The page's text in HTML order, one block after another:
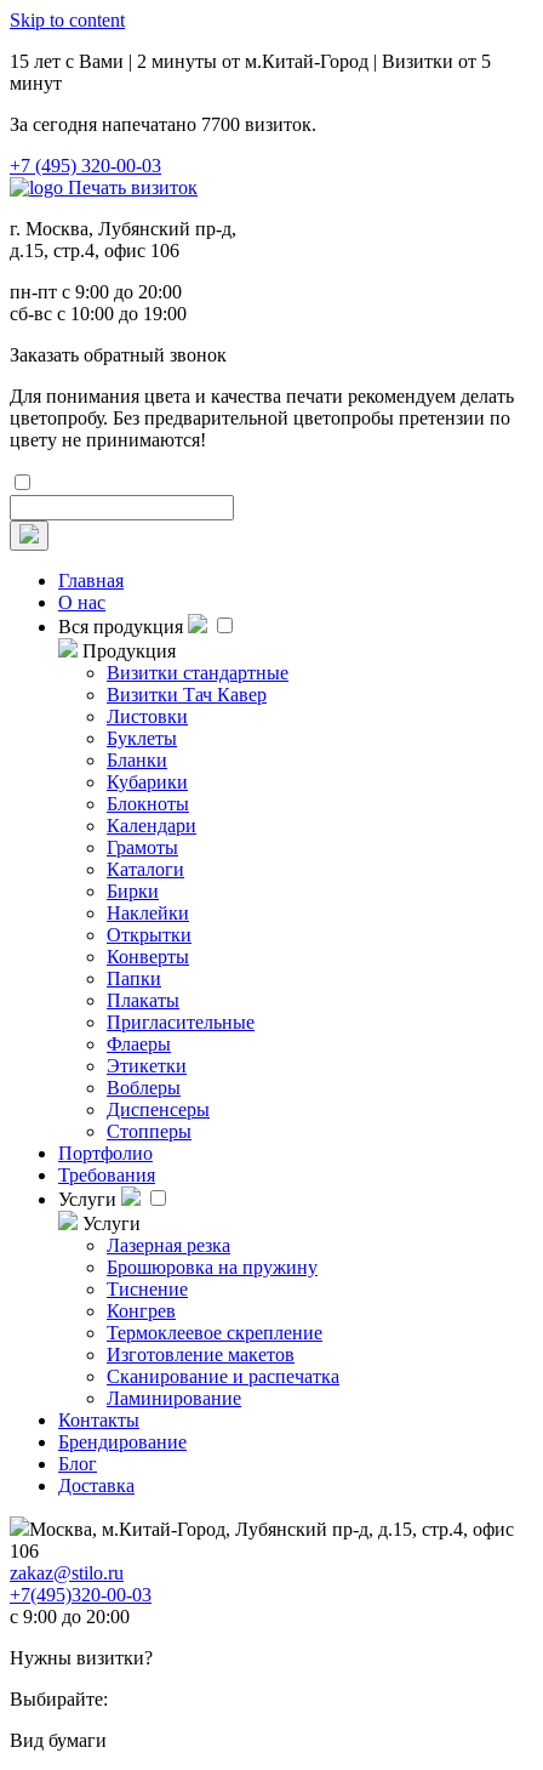
Skip to content
15 лет с Вами | 2 минуты от м.Китай-Город | Визитки от 5
минут
За сегодня напечатано 7700 визиток.
+7 (495) 320-00-03
Печать визиток
г. Москва, Лубянский пр-д,
д.15, стр.4, офис 106
пн-пт с 9:00 до 20:00
сб-вс с 10:00 до 19:00
Заказать обратный звонок
Для понимания цвета и качества печати рекомендуем делать
цветопробу. Без предварительной цветопробы претензии по
цвету не принимаются!
Главная
О нас
Вся продукция
Продукция
Визитки стандартные
Визитки Тач Кавер
Листовки
Буклеты
Бланки
Кубарики
Блокноты
Календари
Грамоты
Каталоги
Бирки
Наклейки
Открытки
Конверты
Папки
Плакаты
Пригласительные
Флаеры
Этикетки
Воблеры
Диспенсеры
Стопперы
Портфолио
Требования
Услуги
Услуги
Лазерная резка
Брошюровка на пружину
Тиснение
Конгрев
Термоклеевое скрепление
Изготовление макетов
Сканирование и распечатка
Ламинирование
Контакты
Брендирование
Блог
Доставка
Москва, м.Китай-Город, Лубянский пр-д, д.15, стр.4, офис
106
zakaz@stilo.ru
+7(495)320-00-03
с 9:00 до 20:00
Нужны визитки?
Выбирайте:
Вид бумаги